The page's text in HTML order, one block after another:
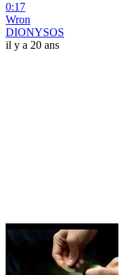
0:17
Wron
DIONYSOS
il y a 20 ans